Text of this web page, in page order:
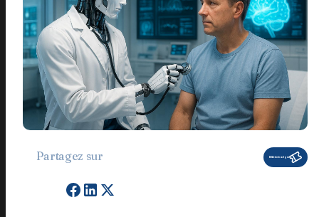
Partagez sur Billetterie en ligne